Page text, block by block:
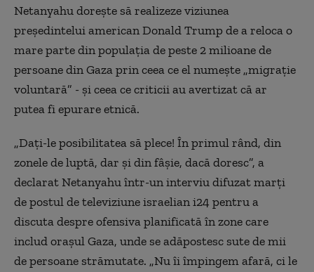
Netanyahu doreşte să realizeze viziunea
preşedintelui american Donald Trump de a reloca o
mare parte din populaţia de peste 2 milioane de
persoane din Gaza prin ceea ce el numeşte „migraţie
voluntară” - şi ceea ce criticii au avertizat că ar
putea fi epurare etnică.
„Daţi-le posibilitatea să plece! În primul rând, din
zonele de luptă, dar şi din fâşie, dacă doresc”, a
declarat Netanyahu într-un interviu difuzat marţi
de postul de televiziune israelian i24 pentru a
discuta despre ofensiva planificată în zone care
includ oraşul Gaza, unde se adăpostesc sute de mii
de persoane strămutate. „Nu îi împingem afară, ci le